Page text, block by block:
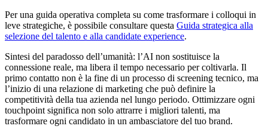
Per una guida operativa completa su come trasformare i colloqui in
leve strategiche, è possibile consultare questa Guida strategica alla
selezione del talento e alla candidate experience.
Sintesi del paradosso dell’umanità: l’AI non sostituisce la
connessione reale, ma libera il tempo necessario per coltivarla. Il
primo contatto non è la fine di un processo di screening tecnico, ma
l’inizio di una relazione di marketing che può definire la
competitività della tua azienda nel lungo periodo. Ottimizzare ogni
touchpoint significa non solo attrarre i migliori talenti, ma
trasformare ogni candidato in un ambasciatore del tuo brand.